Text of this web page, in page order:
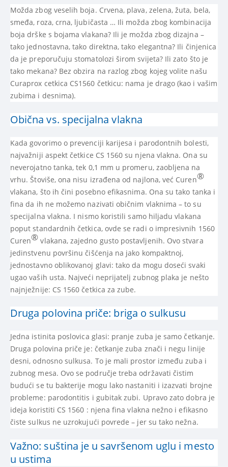
Možda zbog veselih boja. Crvena, plava, zelena, žuta, bela,
smeđa, roza, crna, ljubičasta … Ili možda zbog kombinacija
boja drške s bojama vlakana? Ili je možda zbog dizajna –
tako jednostavna, tako direktna, tako elegantna? Ili činjenica
da je preporučuju stomatolozi širom svijeta? Ili zato što je
tako mekana? Bez obzira na razlog zbog kojeg volite našu
Curaprox cetkica CS1560 četkicu: nama je drago (kao i vašim
zubima i desnima).
Obična vs. specijalna vlakna
Kada govorimo o prevenciji karijesa i parodontnih bolesti,
najvažniji aspekt četkice CS 1560 su njena vlakna. Ona su
neverojatno tanka, tek 0,1 mm u promeru, zaobljena na
vrhu. Štoviše, ona nisu izrađena od najlona, već Curen®
vlakana, što ih čini posebno efikasnima. Ona su tako tanka i
fina da ih ne možemo nazivati običnim vlaknima – to su
specijalna vlakna. I nismo koristili samo hiljadu vlakana
poput standardnih četkica, ovde se radi o impresivnih 1560
Curen® vlakana, zajedno gusto postavljenih. Ovo stvara
jedinstvenu površinu čišćenja na jako kompaktnoj,
jednostavno oblikovanoj glavi: tako da mogu doseći svaki
ugao vaših usta. Najveći neprijatelj zubnog plaka je nešto
najnježnije: CS 1560 četkica za zube.
Druga polovina priče: briga o sulkusu
Jedna istinita poslovica glasi: pranje zuba je samo četkanje.
Druga polovina priče je: četkanje zuba znači i negu linije
desni, odnosno sulkusa. To je mali prostor između zuba i
zubnog mesa. Ovo se područje treba održavati čistim
budući se tu bakterije mogu lako nastaniti i izazvati brojne
probleme: parodontitis i gubitak zubi. Upravo zato dobra je
ideja koristiti CS 1560 : njena fina vlakna nežno i efikasno
čiste sulkus ne uzrokujući povrede – jer su tako nežna.
Važno: suština je u savršenom uglu i mesto
u ustima